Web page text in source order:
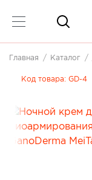
Главная Каталог
Код товара: GD-4